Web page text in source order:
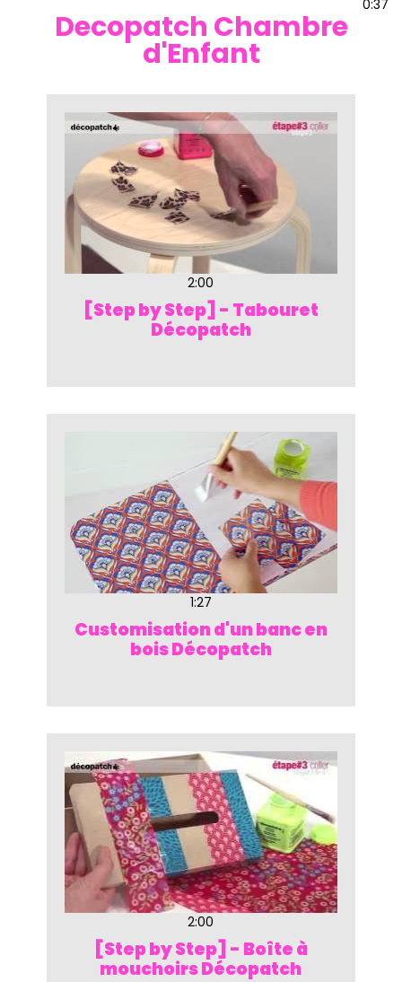
0:37
Decopatch Chambre
d'Enfant
2:00
[Step by Step] - Tabouret
Décopatch
1:27
Customisation d'un banc en
bois Décopatch
2:00
[Step by Step] - Boîte à
mouchoirs Décopatch